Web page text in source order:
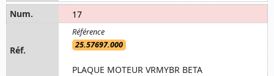
17
25.57697.000
PLAQUE MOTEUR VRMYBR BETA